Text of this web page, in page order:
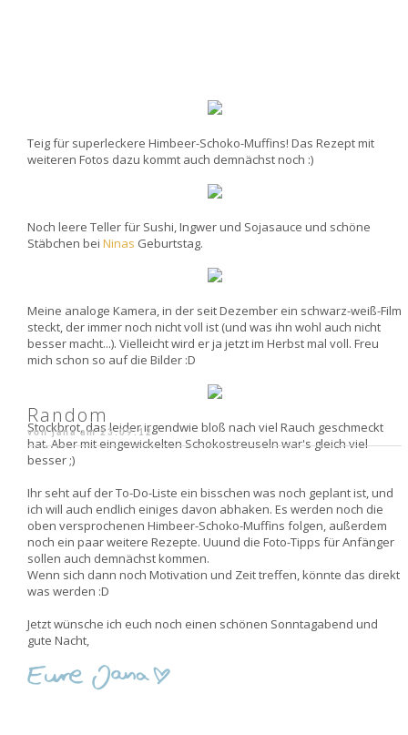
Random
von jana am23.09.12
Teig für superleckere Himbeer-Schoko-Muffins! Das Rezept mit
weiteren Fotos dazu kommt auch demnächst noch :)
Noch leere Teller für Sushi, Ingwer und Sojasauce und schöne
Stäbchen bei Ninas Geburtstag.
Meine analoge Kamera, in der seit Dezember ein schwarz-weiß-Film
steckt, der immer noch nicht voll ist (und was ihn wohl auch nicht
besser macht...). Vielleicht wird er ja jetzt im Herbst mal voll. Freu
mich schon so auf die Bilder :D
Stockbrot, das leider irgendwie bloß nach viel Rauch geschmeckt
hat. Aber mit eingewickelten Schokostreuseln war's gleich viel
besser ;)
Ihr seht auf der To-Do-Liste ein bisschen was noch geplant ist, und
ich will auch endlich einiges davon abhaken. Es werden noch die
oben versprochenen Himbeer-Schoko-Muffins folgen, außerdem
noch ein paar weitere Rezepte. Uuund die Foto-Tipps für Anfänger
sollen auch demnächst kommen.
Wenn sich dann noch Motivation und Zeit treffen, könnte das direkt
was werden :D
Jetzt wünsche ich euch noch einen schönen Sonntagabend und
gute Nacht,